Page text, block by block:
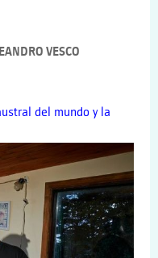
VESCO
del mundo y la